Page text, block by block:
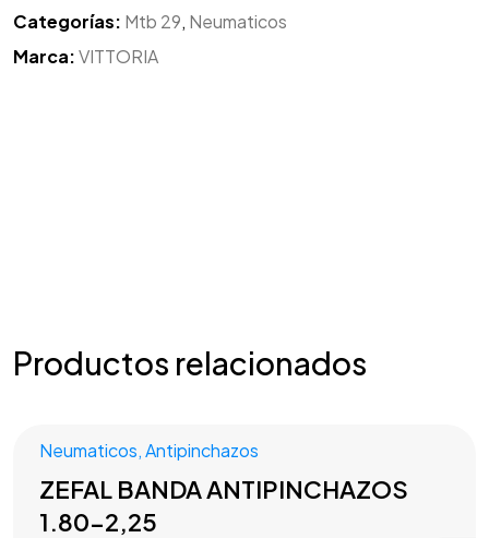
Categorías: Mtb 29, Neumaticos
Marca:VITTORIA
Productos relacionados
Neumaticos,Antipinchazos
ZEFAL BANDA ANTIPINCHAZOS
1.80-2,25